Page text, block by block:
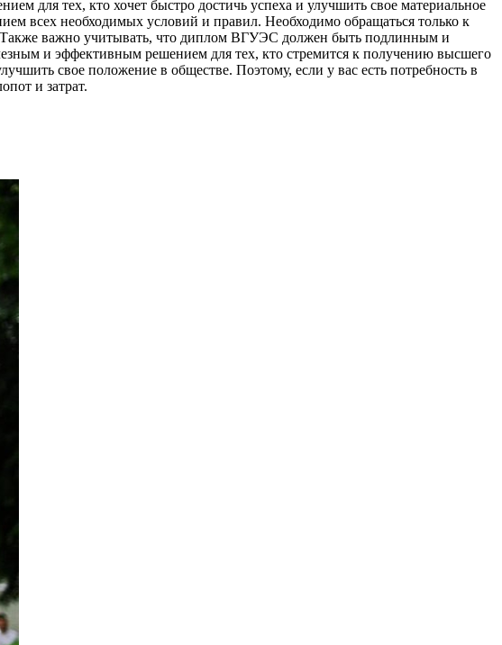
для тех, кто хочет быстро достичь успеха и улучшить свое материальное
всех необходимых условий и правил. Необходимо обращаться только к
важно учитывать, что диплом ВГУЭС должен быть подлинным и
и эффективным решением для тех, кто стремится к получению высшего
свое положение в обществе. Поэтому, если у вас есть потребность в
и затрат.